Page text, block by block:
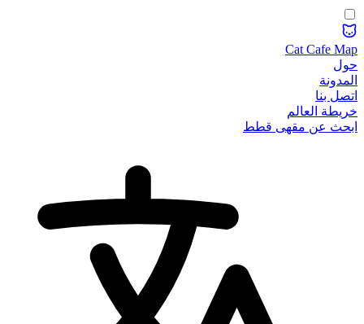
Cat Cafe Map
حول
المدونة
اتصل بنا
خريطة العالم
ابحث عن مقهى قطط